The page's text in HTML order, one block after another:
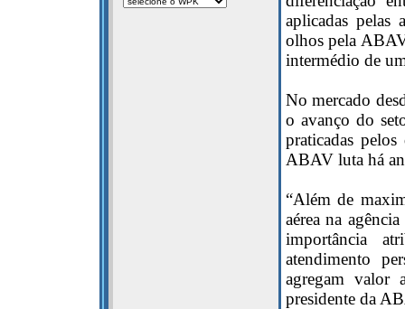
aplicadas pelas
olhos pela
intermédio de
No mercado
o avanço do
praticadas
ABAV luta há
“Além de
aérea na
importância
atendimento
agregam valor
presidente da